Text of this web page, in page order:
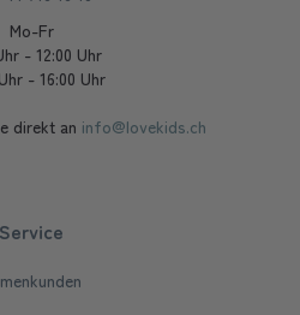
Mo-Fr
- 12:00 Uhr
- 16:00 Uhr
direkt an info@lovekids.ch
Service